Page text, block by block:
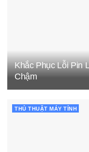
Khắc Phục Lỗi Pin
Chậm
THỦ THUẬT MÁY TÍNH